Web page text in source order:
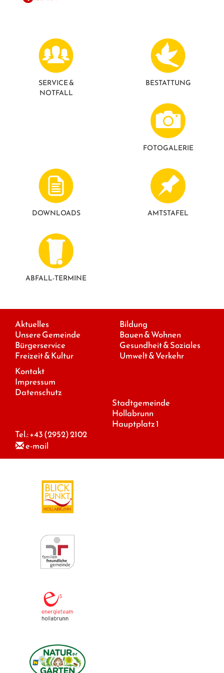
SERVICE &
NOTFALL
BESTATTUNG
FOTO­GALERIE
DOWNLOADS AMTSTAFEL
ABFALL-TERMINE
Aktuelles
Unsere Gemeinde
Bürgerservice
Freizeit & Kultur
Bildung
Bauen & Wohnen
Gesundheit & Soziales
Umwelt & Verkehr
Kontakt
Impressum
Datenschutz
Stadtgemeinde
Hollabrunn
Hauptplatz 1
Tel.:+43 (2952) 2102
e-mail